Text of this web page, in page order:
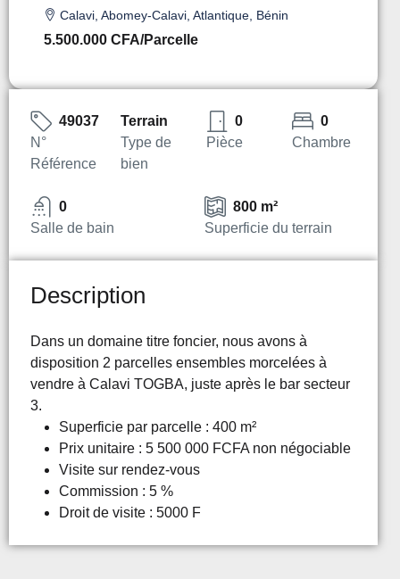
Calavi, Abomey-Calavi, Atlantique, Bénin
5.500.000 CFA/Parcelle
49037
N°
Référence
Terrain
Type de
bien
0
Pièce
0
Chambre
0
Salle de bain
800 m²
Superficie du terrain
Description
Dans un domaine titre foncier, nous avons à
disposition 2 parcelles ensembles morcelées à
vendre à Calavi TOGBA, juste après le bar secteur
3.
Superficie par parcelle : 400 m²
Prix unitaire : 5 500 000 FCFA non négociable
Visite sur rendez-vous
Commission : 5 %
Droit de visite : 5000 F